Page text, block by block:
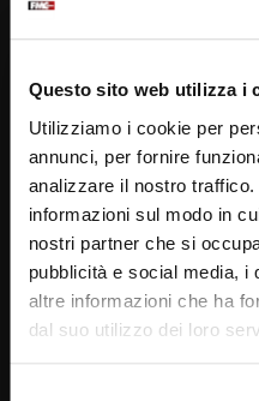
Questo sito web utilizza i
Utilizziamo i cookie per
annunci, per fornire
analizzare il nostro
informazioni sul modo in
nostri partner che si
pubblicità e social media, i
altre informazioni che ha
dal suo utilizzo dei loro
Padre Pio
PADRE PIO TV
Emittente televisiva
Giovanni Rotondo.